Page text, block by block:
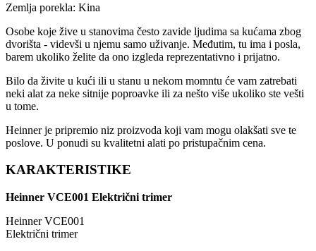
Zemlja porekla: Kina
Osobe koje žive u stanovima često zavide ljudima sa kućama zbog
dvorišta - videvši u njemu samo uživanje. Međutim, tu ima i posla,
barem ukoliko želite da ono izgleda reprezentativno i prijatno.
Bilo da živite u kući ili u stanu u nekom momntu će vam zatrebati
neki alat za neke sitnije poproavke ili za nešto više ukoliko ste vešti
u tome.
Heinner je pripremio niz proizvoda koji vam mogu olakšati sve te
poslove. U ponudi su kvalitetni alati po pristupačnim cena.
KARAKTERISTIKE
Heinner VCE001 Električni trimer
Heinner VCE001
Električni trimer